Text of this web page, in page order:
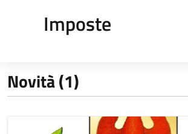
Imposte
Novità (1)